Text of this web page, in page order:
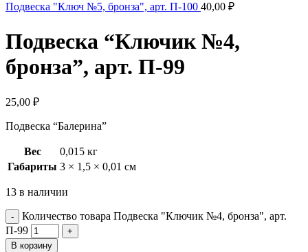
Подвеска "Ключ №5, бронза", арт. П-100 40,00 ₽
Подвеска “Ключик №4,
бронза”, арт. П-99
25,00 ₽
Подвеска “Балерина”
Вес
0,015 кг
Габариты 3 × 1,5 × 0,01 см
13 в наличии
Количество товара Подвеска "Ключик №4, бронза", арт.
П-99
В корзину